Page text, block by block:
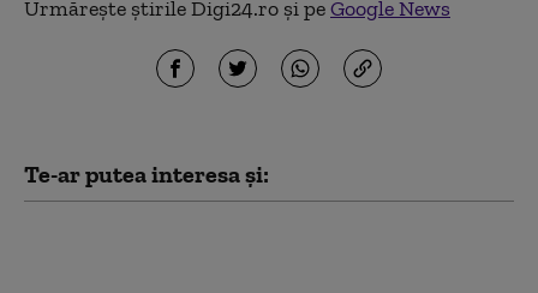
Urmărește știrile Digi24.ro și peGoogle News
Te-ar putea interesa și: